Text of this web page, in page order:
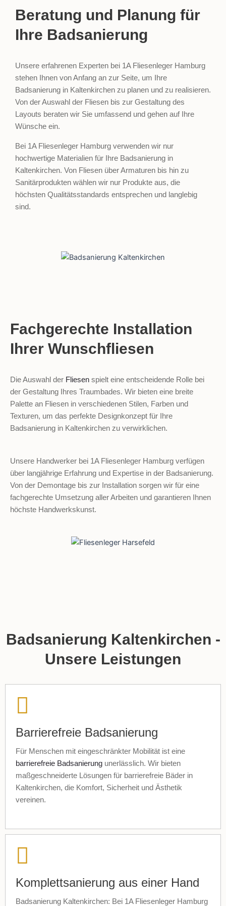
Beratung und Planung für
Ihre Badsanierung
Unsere erfahrenen Experten bei 1A Fliesenleger Hamburg
stehen Ihnen von Anfang an zur Seite, um Ihre
Badsanierung in Kaltenkirchen zu planen und zu realisieren.
Von der Auswahl der Fliesen bis zur Gestaltung des
Layouts beraten wir Sie umfassend und gehen auf Ihre
Wünsche ein.
Bei 1A Fliesenleger Hamburg verwenden wir nur
hochwertige Materialien für Ihre Badsanierung in
Kaltenkirchen. Von Fliesen über Armaturen bis hin zu
Sanitärprodukten wählen wir nur Produkte aus, die
höchsten Qualitätsstandards entsprechen und langlebig
sind.
Fachgerechte Installation
Ihrer Wunschfliesen
Die Auswahl der Fliesen spielt eine entscheidende Rolle bei
der Gestaltung Ihres Traumbades. Wir bieten eine breite
Palette an Fliesen in verschiedenen Stilen, Farben und
Texturen, um das perfekte Designkonzept für Ihre
Badsanierung in Kaltenkirchen zu verwirklichen.
Unsere Handwerker bei 1A Fliesenleger Hamburg verfügen
über langjährige Erfahrung und Expertise in der Badsanierung.
Von der Demontage bis zur Installation sorgen wir für eine
fachgerechte Umsetzung aller Arbeiten und garantieren Ihnen
höchste Handwerkskunst.
Badsanierung Kaltenkirchen -
Unsere Leistungen
Barrierefreie Badsanierung
Für Menschen mit eingeschränkter Mobilität ist eine
barrierefreie Badsanierung unerlässlich. Wir bieten
maßgeschneiderte Lösungen für barrierefreie Bäder in
Kaltenkirchen, die Komfort, Sicherheit und Ästhetik
vereinen.
Komplettsanierung aus einer Hand
Badsanierung Kaltenkirchen: Bei 1A Fliesenleger Hamburg